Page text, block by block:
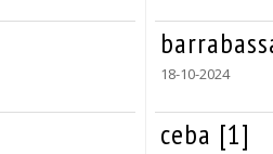
18-10-2024
ceba [1]